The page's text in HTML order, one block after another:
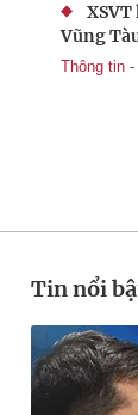
Vũng
Thông tin
Tin nổi